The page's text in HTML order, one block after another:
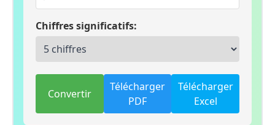
Chiffres significatifs:
Convertir
Télécharger
PDF
Télécharger
Excel